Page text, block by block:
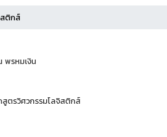
สติกส์
พรหมเงิน
สูตรวิศวกรรมโลจิสติกส์